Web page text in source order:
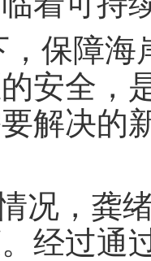
，保障海
安全，
解决的
况，龚
经过通